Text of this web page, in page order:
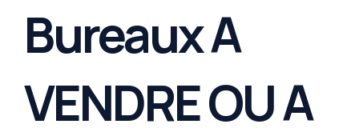
Bureaux A
VENDRE OU A